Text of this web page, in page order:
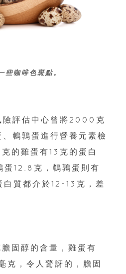
些咖啡色斑點。
險評估中心曾將2000克
鵪鶉蛋進行營養元素檢
的雞蛋有13克的蛋白
蛋12.8克，鵪鶉蛋則有
質都介於12-13克，差
固醇的含量，雞蛋有
克，令人驚訝的，膽固